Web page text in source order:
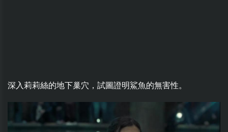
深入莉莉絲的地下巢穴，試圖證明鯊魚的無害性。